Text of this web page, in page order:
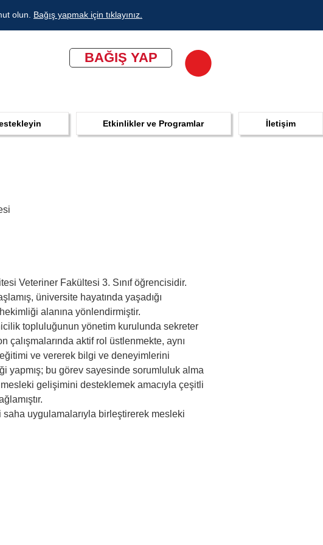
olun. Bağış yapmak için tıklayınız.
BAĞIŞ YAP
Etkinlikler ve Programlar İletişim
Veteriner Fakültesi 3. Sınıf öğrencisidir.
üniversite hayatında yaşadığı
alanına yönlendirmiştir.
topluluğunun yönetim kurulunda sekreter
çalışmalarında aktif rol üstlenmekte, aynı
ve vererek bilgi ve deneyimlerini
yapmış; bu görev sayesinde sorumluluk alma
gelişimini desteklemek amacıyla çeşitli
uygulamalarıyla birleştirerek mesleki